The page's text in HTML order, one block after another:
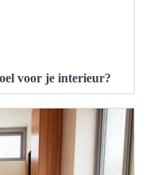
voor je interieur?